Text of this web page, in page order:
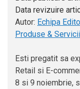
Data revizuire
Autor: Echipa
Produse & Servicii
Esti pregatit sa
Retail si E-
8 si 9 noiembrie,